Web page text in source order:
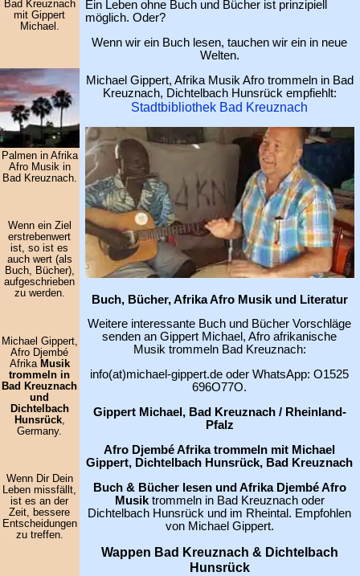
Bad Kreuznach
mit Gippert
Michael.
Palmen in Afrika
Afro Musik in
Bad Kreuznach.
Wenn ein Ziel
erstrebenwert
ist, so ist es
auch wert (als
Buch, Bücher),
aufgeschrieben
zu werden.
Michael Gippert,
Afro Djembé
Afrika Musik
trommeln in
Bad Kreuznach
und
Dichtelbach
Hunsrück,
Germany.
Wenn Dir Dein
Leben missfällt,
ist es an der
Zeit, bessere
Entscheidungen
zu treffen.
Ein Leben ohne Buch und Bücher ist prinzipiell
möglich. Oder?
Wenn wir ein Buch lesen, tauchen wir ein in neue
Welten.
Michael Gippert, Afrika Musik Afro trommeln in Bad
Kreuznach, Dichtelbach Hunsrück empfiehlt:
Stadtbibliothek Bad Kreuznach
Buch, Bücher, Afrika Afro Musik und Literatur
Weitere interessante Buch und Bücher Vorschläge
senden an Gippert Michael, Afro afrikanische
Musik trommeln Bad Kreuznach:
info(at)michael-gippert.de oder WhatsApp: O1525
696O77O.
Gippert Michael, Bad Kreuznach / Rheinland-
Pfalz
Afro Djembé Afrika trommeln mit Michael
Gippert, Dichtelbach Hunsrück, Bad Kreuznach
Buch & Bücher lesen und Afrika Djembé Afro
Musiktrommeln in Bad Kreuznach oder
Dichtelbach Hunsrück und im Rheintal. Empfohlen
von Michael Gippert.
Wappen Bad Kreuznach & Dichtelbach
Hunsrück